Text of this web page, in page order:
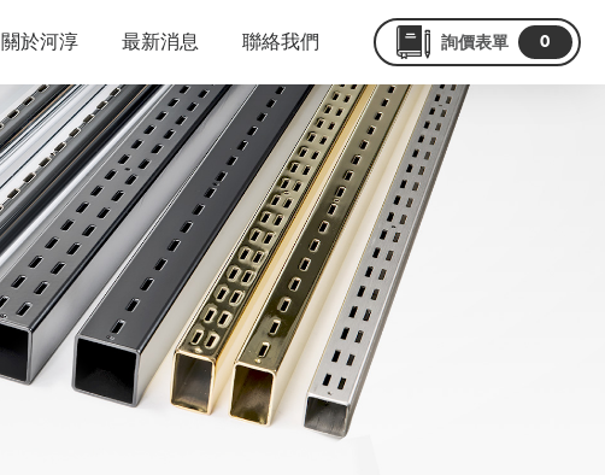
關於河淳 最新消息 聯絡我們 0